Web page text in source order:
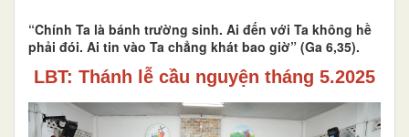
“Chính Ta là bánh trường sinh. Ai đến với Ta không hề
phải đói. Ai tin vào Ta chẳng khát bao giờ” (Ga 6,35).
LBT: Thánh lễ cầu nguyện tháng 5.2025